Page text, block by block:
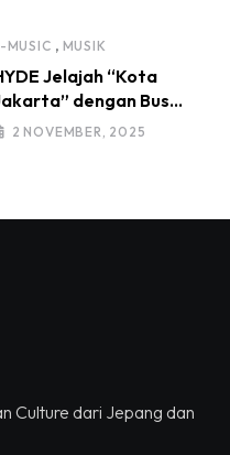
MUSIC , MUSIK
Jelajah “Kota
dengan Bus
RI,Pemprov DKI
2 NOVEMBER, 2025
Culture dari Jepang dan